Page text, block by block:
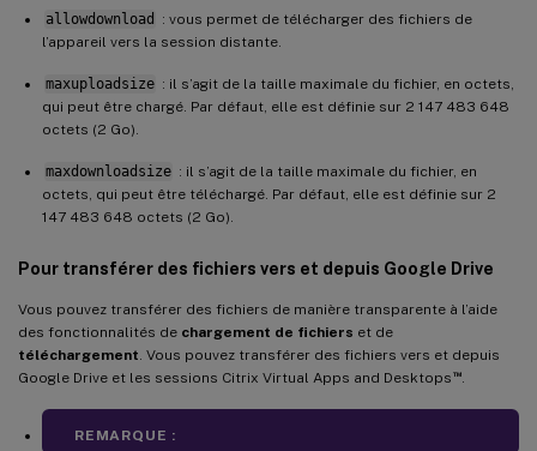
allowdownload
: vous permet de télécharger des fichiers de
l’appareil vers la session distante.
maxuploadsize : il s’agit de la taille maximale du fichier, en octets,
qui peut être chargé. Par défaut, elle est définie sur 2 147 483 648
octets (2 Go).
maxdownloadsize : il s’agit de la taille maximale du fichier, en
octets, qui peut être téléchargé. Par défaut, elle est définie sur 2
147 483 648 octets (2 Go).
Pour transférer des fichiers vers et depuis Google Drive
Vous pouvez transférer des fichiers de manière transparente à l’aide
des fonctionnalités de chargement de fichiers et de
téléchargement . Vous pouvez transférer des fichiers vers et depuis
Google Drive et les sessions Citrix Virtual Apps and Desktops ™.
REMARQUE :